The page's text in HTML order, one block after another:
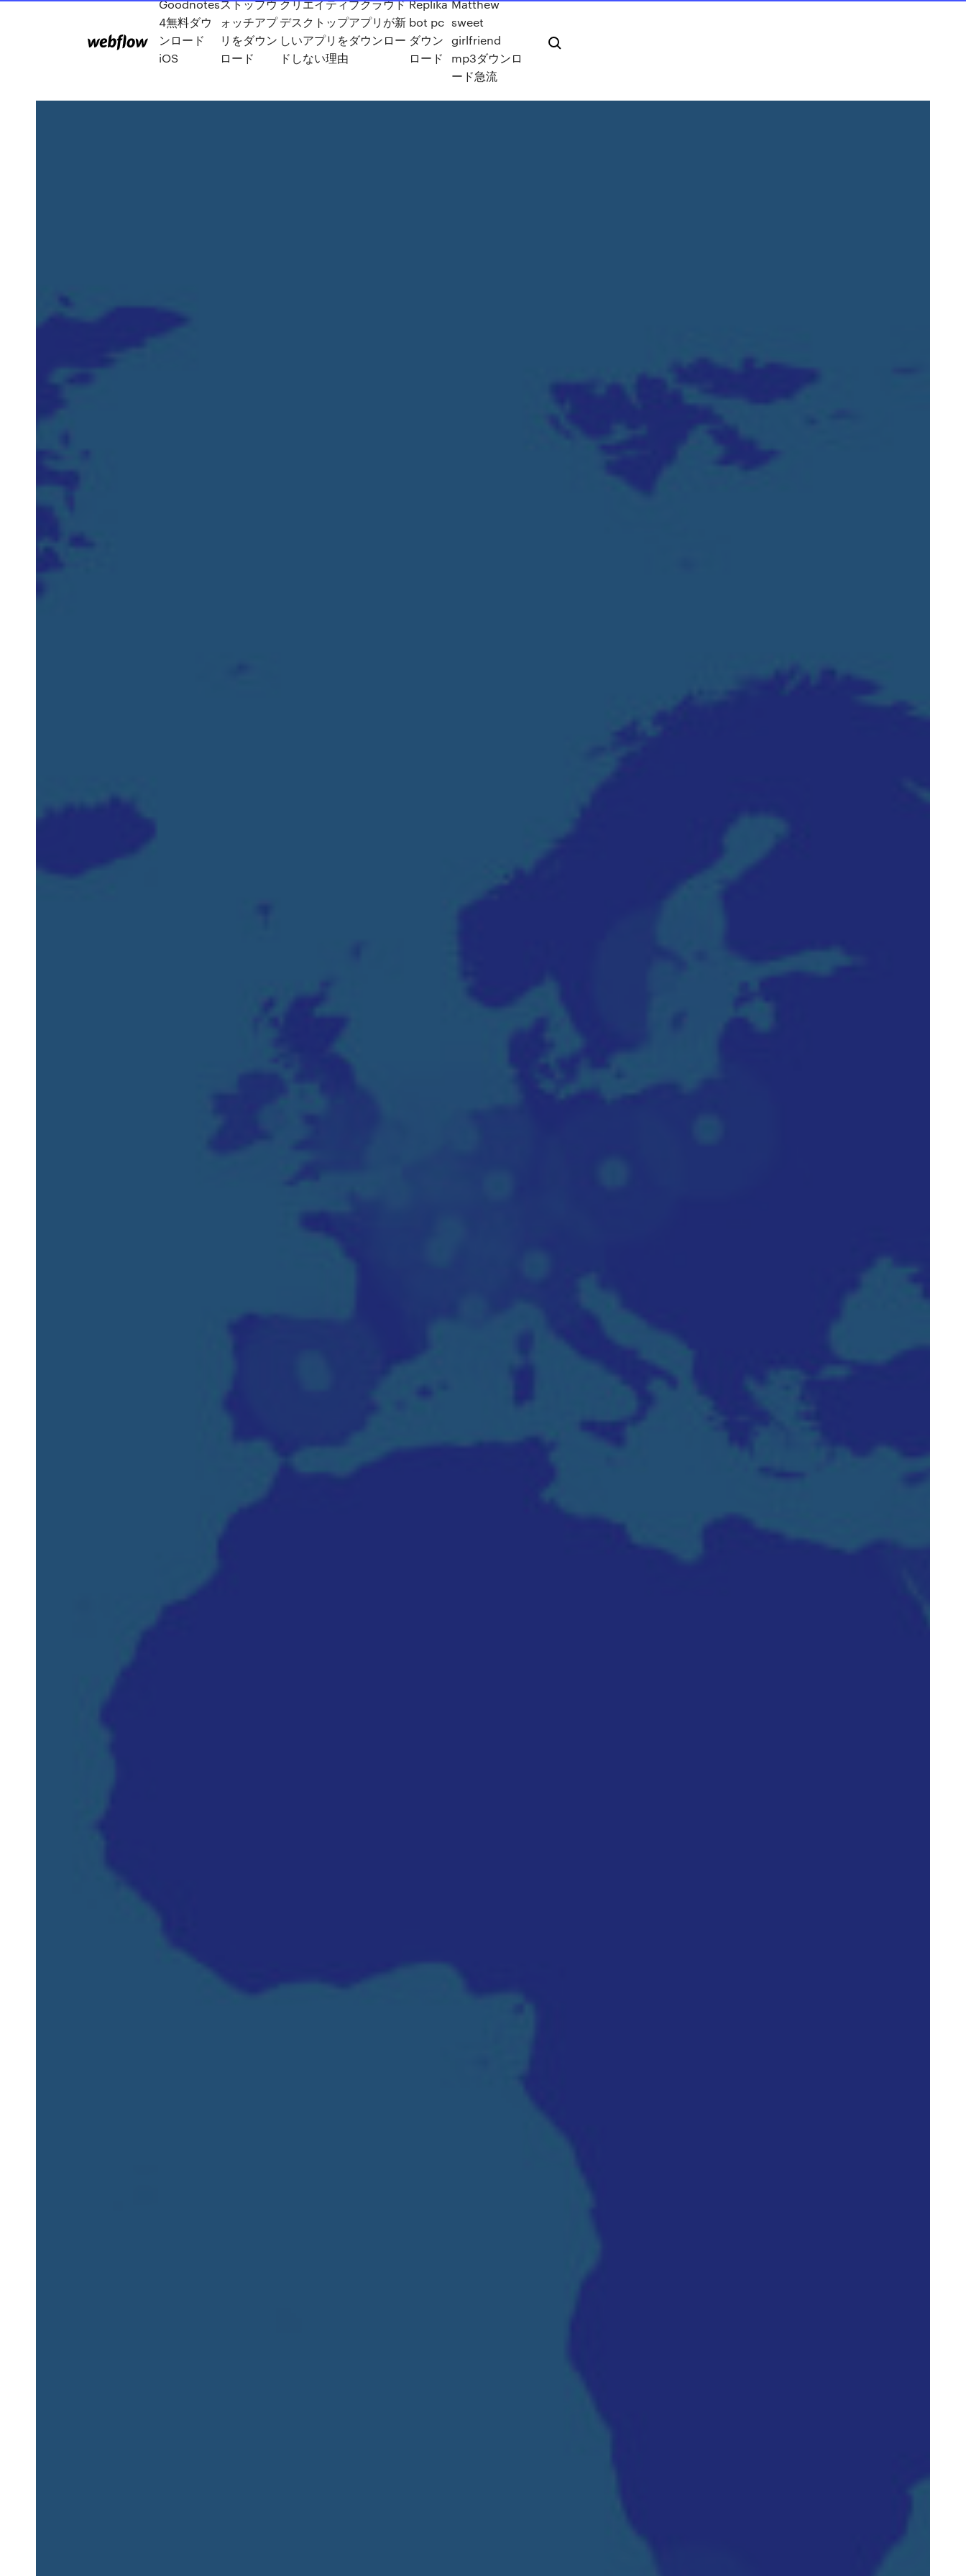
Goodnotes
4無料ダウ
ンロード
iOS
ストップウ
ォッチアプ
リをダウン
ロード
クリエイティブクラウド
デスクトップアプリが新
しいアプリをダウンロー
ドしない理由
Replika
bot pc
ダウン
ロード
Matthew
sweet
girlfriend
mp3ダウンロ
ード急流